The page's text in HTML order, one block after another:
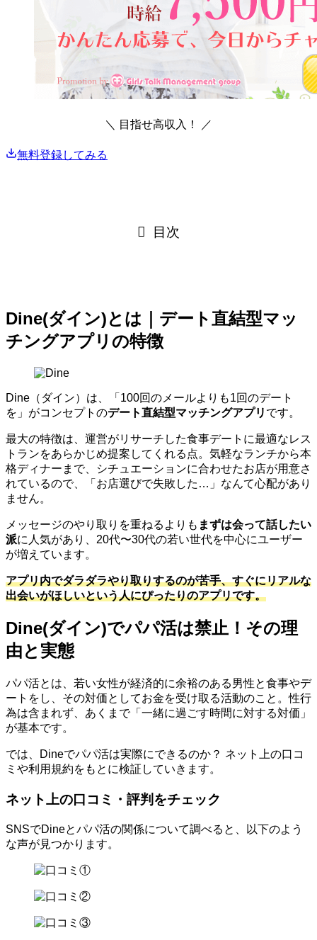
＼ 目指せ高収入！ ／
無料登録してみる
目次
Dine(ダイン)とは｜デート直結型マッ
チングアプリの特徴
Dine（ダイン）は、「100回のメールよりも1回のデート
を」がコンセプトのデート直結型マッチングアプリ です。
最大の特徴は、運営がリサーチした食事デートに最適なレス
トランをあらかじめ提案してくれる点。気軽なランチから本
格ディナーまで、シチュエーションに合わせたお店が用意さ
れているので、「お店選びで失敗した…」なんて心配があり
ません。
メッセージのやり取りを重ねるよりも まずは会って話したい
派に人気があり、20代〜30代の若い世代を中心にユーザー
が増えています。
アプリ内でダラダラやり取りするのが苦手、すぐにリアルな
出会いがほしいという人にぴったりのアプリです。
Dine(ダイン)でパパ活は禁止！その理
由と実態
パパ活とは、若い女性が経済的に余裕のある男性と食事やデ
ートをし、その対価としてお金を受け取る活動のこと。性行
為は含まれず、あくまで「一緒に過ごす時間に対する対価」
が基本です。
では、Dineでパパ活は実際にできるのか？ ネット上の口コ
ミや利用規約をもとに検証していきます。
ネット上の口コミ・評判をチェック
SNSでDineとパパ活の関係について調べると、以下のよう
な声が見つかります。